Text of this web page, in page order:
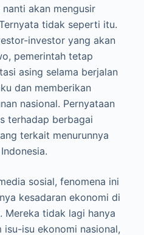
akan mengusir
tidak seperti itu.
investor yang akan
pemerintah tetap
asing selama berjalan
dan memberikan
nasional. Pernyataan
terhadap berbagai
terkait menurunnya
sosial, fenomena ini
kesadaran ekonomi di
Mereka tidak lagi hanya
isu ekonomi nasional,